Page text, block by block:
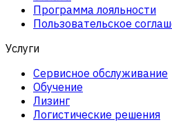
Программа лояльности
Пользовательское
Услуги
Сервисное обслуживание
Обучение
Лизинг
Логистические решения